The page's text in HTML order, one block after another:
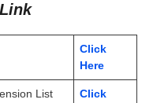
Click
Here
List
Click